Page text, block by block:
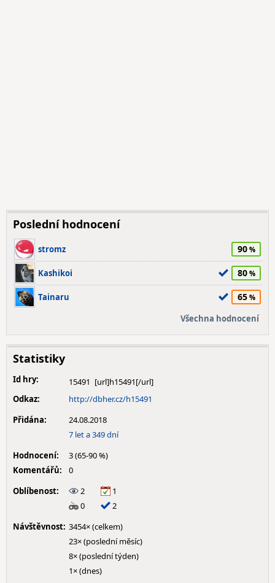
Poslední hodnocení
stromz 90
Kashikoi 80
Tainaru 65
Všechna hodnocení
Statistiky
Id hry:
15491
Odkaz:
http://dbher.cz/h15491
Přidána:
24.08.2018
7 let a 349 dní
Hodnocení:
3 (65-90 %)
Komentářů:
0
Oblíbenost:
2
1
0
2
Návštěvnost: 3454× (celkem)
23× (poslední měsíc)
8× (poslední týden)
1× (dnes)